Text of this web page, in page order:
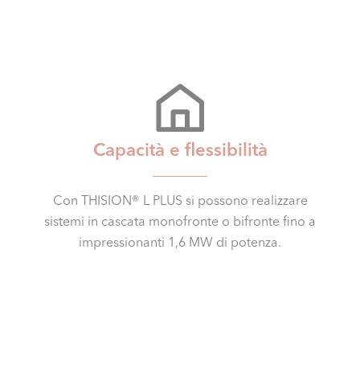
Capacità e flessibilità
Con THISION® L PLUS si possono realizzare
sistemi in cascata monofronte o bifronte fino a
impressionanti 1,6 MW di potenza.